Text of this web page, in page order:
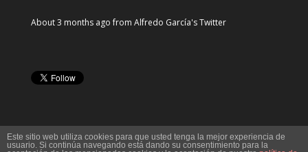
About 3 months agofrom Alfredo García's Twitter
Este sitio web utiliza cookies para que usted tenga la mejor experiencia de
usuario. Si continúa navegando está dando su consentimiento para la